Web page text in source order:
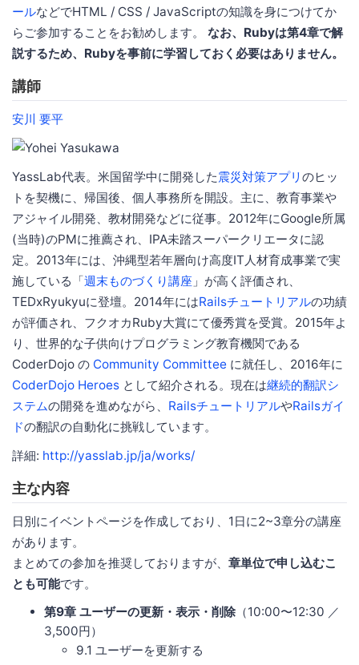
ールなどでHTML / CSS / JavaScriptの知識を身につけてか
らご参加することをお勧めします。 なお、Rubyは第4章で解
説するため、Rubyを事前に学習しておく必要はありません。
講師
安川 要平
YassLab代表。米国留学中に開発した震災対策アプリ のヒッ
トを契機に、帰国後、個人事務所を開設。主に、教育事業や
アジャイル開発、教材開発などに従事。2012年にGoogle所属
(当時)のPMに推薦され、IPA未踏スーパークリエータに認
定。2013年には、沖縄型若年層向け高度IT人材育成事業で実
施している「週末ものづくり講座 」が高く評価され、
TEDxRyukyuに登壇。2014年にはRailsチュートリアルの功績
が評価され、フクオカRuby大賞にて優秀賞を受賞。2015年よ
り、世界的な子供向けプログラミング教育機関である
CoderDojo の Community Committee に就任し、2016年に
CoderDojo Heroes として紹介される。現在は継続的翻訳シ
ステムの開発を進めながら、 RailsチュートリアルやRailsガイ
ドの翻訳の自動化に挑戦しています。
詳細: http://yasslab.jp/ja/works/
主な内容
日別にイベントページを作成しており、1日に2~3章分の講座
があります。
まとめての参加を推奨しておりますが、 章単位で申し込むこ
とも可能です。
第9章 ユーザーの更新・表示・削除 （10:00〜12:30 ／
3,500円）
9.1 ユーザーを更新する